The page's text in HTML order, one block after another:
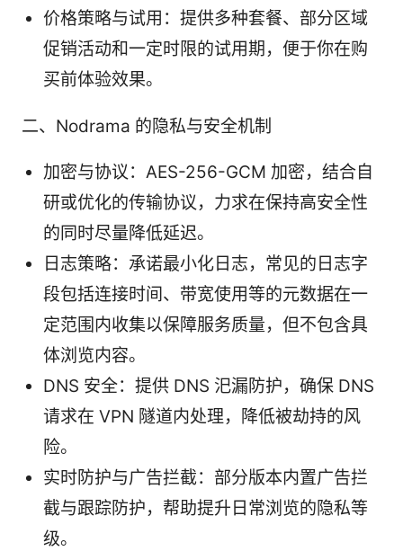
价格策略与试用：提供多种套餐、部分区域
促销活动和一定时限的试用期，便于你在购
买前体验效果。
二、Nodrama 的隐私与安全机制
加密与协议：AES-256-GCM 加密，结合自
研或优化的传输协议，力求在保持高安全性
的同时尽量降低延迟。
日志策略：承诺最小化日志，常见的日志字
段包括连接时间、带宽使用等的元数据在一
定范围内收集以保障服务质量，但不包含具
体浏览内容。
DNS 安全：提供 DNS 汜漏防护，确保 DNS
请求在 VPN 隧道内处理，降低被劫持的风
险。
实时防护与广告拦截：部分版本内置广告拦
截与跟踪防护，帮助提升日常浏览的隐私等
级。